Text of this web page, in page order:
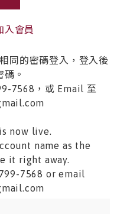
入會員
同的密碼登入，登入後
。
7568，或 Email 至
now live.
name as the
it right away.
7568 or email